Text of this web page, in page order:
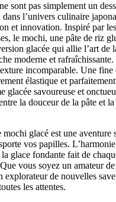
ne sont pas simplement un
l’univers culinaire
et innovation. Inspiré par
le mochi, une pâte de riz
glacée qui allie l’art de
moderne et
incomparable. Une
élastique et
glacée savoureuse et
la douceur de la pâte et
mochi glacé est une aventure
vos papilles.
glace fondante fait de
vous soyez un amateur
explorateur de nouvelles
les attentes.